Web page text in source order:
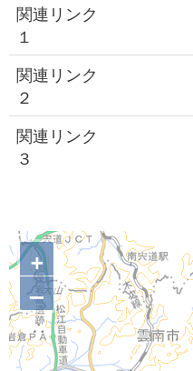
関連リンク
１
関連リンク
２
関連リンク
３
+
–